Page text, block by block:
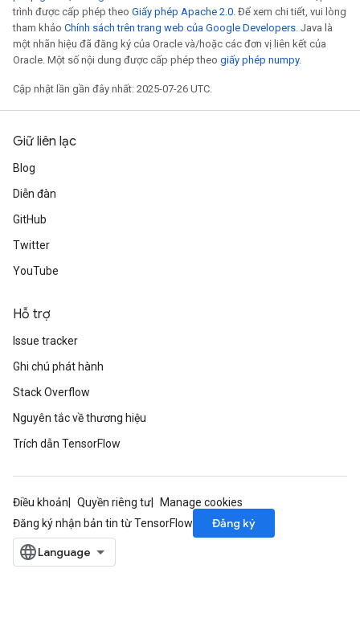
trình được cấp phép theo Giấy phép Apache 2.0. Để xem chi tiết, vui lòng
tham khảo Chính sách trên trang web của Google Developers. Java là
một nhãn hiệu đã đăng ký của Oracle và/hoặc các đơn vị liên kết của
Oracle. Một số nội dung được cấp phép theo giấy phép numpy.
Cập nhật lần gần đây nhất: 2025-07-26 UTC.
Giữ liên lạc
Blog
Diễn đàn
GitHub
Twitter
YouTube
Hỗ trợ
Issue tracker
Ghi chú phát hành
Stack Overflow
Nguyên tắc về thương hiệu
Trích dẫn TensorFlow
Điều khoản Quyền riêng tư
Manage cookies
Đăng ký nhận bản tin từ TensorFlow
Đăng ký